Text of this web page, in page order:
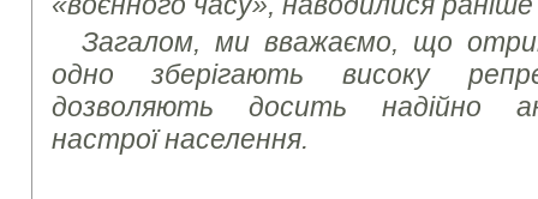
Загалом, ми вважаємо, що
одно зберігають високу
дозволяють досить надійно
настрої населення.